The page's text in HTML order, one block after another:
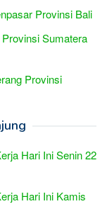
Provinsi Bali
Sumatera
Provinsi
Hari Ini Senin 22
Hari Ini Kamis